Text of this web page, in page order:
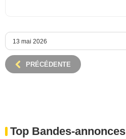
PRÉCÉDENTE
Top Bandes-annonces